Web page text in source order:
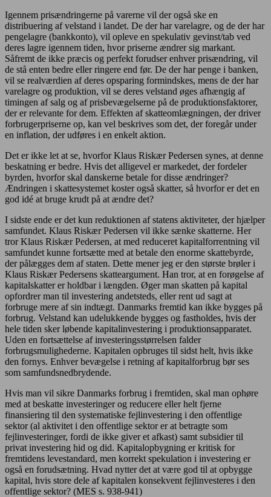
Igennem prisændringerne på varerne vil der også ske en
distribuering af velstand i landet. De der har varelagre, og de der har
pengelagre (bankkonto), vil opleve en spekulativ gevinst/tab ved
deres lagre igennem tiden, hvor priserne ændrer sig markant.
Såfremt de ikke præcis og perfekt forudser enhver prisændring, vil
de stå enten bedre eller ringere end før. De der har penge i banken,
vil se realværdien af deres opsparing formindskes, mens de der har
varelagre og produktion, vil se deres velstand øges afhængig af
timingen af salg og af prisbevægelserne på de produktionsfaktorer,
der er relevante for dem. Effekten af skatteomlægningen, der driver
forbrugerpriserne op, kan vel beskrives som det, der foregår under
en inflation, der udføres i en enkelt aktion.
Det er ikke let at se, hvorfor Klaus Riskær Pedersen synes, at denne
beskatning er bedre. Hvis det alligevel er markedet, der fordeler
byrden, hvorfor skal danskerne betale for disse ændringer?
Ændringen i skattesystemet koster også skatter, så hvorfor er det en
god idé at bruge krudt på at ændre det?
I sidste ende er det kun reduktionen af statens aktiviteter, der hjælper
samfundet. Klaus Riskær Pedersen vil ikke sænke skatterne. Her
tror Klaus Riskær Pedersen, at med reduceret kapitalforrentning vil
samfundet kunne fortsætte med at betale den enorme skattebyrde,
der pålægges dem af staten. Dette mener jeg er den største brøler i
Klaus Riskær Pedersens skatteargument. Han tror, at en forøgelse af
kapitalskatter er holdbar i længden. Øger man skatten på kapital
opfordrer man til investering andetsteds, eller rent ud sagt at
forbruge mere af sin indtægt. Danmarks fremtid kan ikke bygges på
forbrug. Velstand kan udelukkende bygges og fastholdes, hvis der
hele tiden sker løbende kapitalinvestering i produktionsapparatet.
Uden en fortsættelse af investeringsstørrelsen falder
forbrugsmulighederne. Kapitalen opbruges til sidst helt, hvis ikke
den fornys. Enhver bevægelse i retning af kapitalforbrug bør ses
som samfundsnedbrydende.
Hvis man vil sikre Danmarks forbrug i fremtiden, skal man ophøre
med at beskatte investeringer og reducere eller helt fjerne
finansiering til den systematiske fejlinvestering i den offentlige
sektor (al aktivitet i den offentlige sektor er at betragte som
fejlinvesteringer, fordi de ikke giver et afkast) samt subsidier til
privat investering hid og did. Kapitalopbygning er kritisk for
fremtidens levestandard, men korrekt spekulation i investering er
også en forudsætning. Hvad nytter det at være god til at opbygge
kapital, hvis store dele af kapitalen konsekvent fejlinvesteres i den
offentlige sektor? (MES s. 938-941)